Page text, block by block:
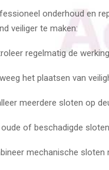
onderhoud en
veiliger te maken:
regelmatig de
het plaatsen van
meerdere sloten op
of beschadigde
mechanische sloten